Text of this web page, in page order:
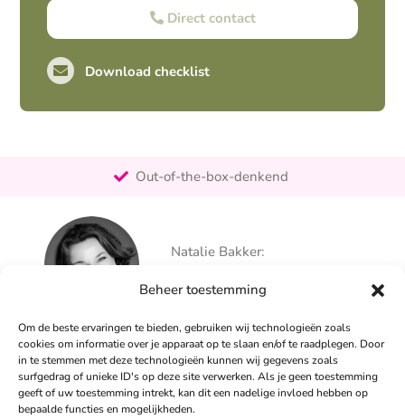
Beheer toestemming
Om de beste ervaringen te bieden, gebruiken wij technologieën zoals
cookies om informatie over je apparaat op te slaan en/of te raadplegen. Door
in te stemmen met deze technologieën kunnen wij gegevens zoals
surfgedrag of unieke ID's op deze site verwerken. Als je geen toestemming
geeft of uw toestemming intrekt, kan dit een nadelige invloed hebben op
bepaalde functies en mogelijkheden.
Direct contact
Download checklist
Out-of-the-box-denkend
Persoonlijk
Natalie Bakker:
info@alertpromotie.nl
Sandra Peters:
06 – 26 050 230
info@alertpromotie.nl